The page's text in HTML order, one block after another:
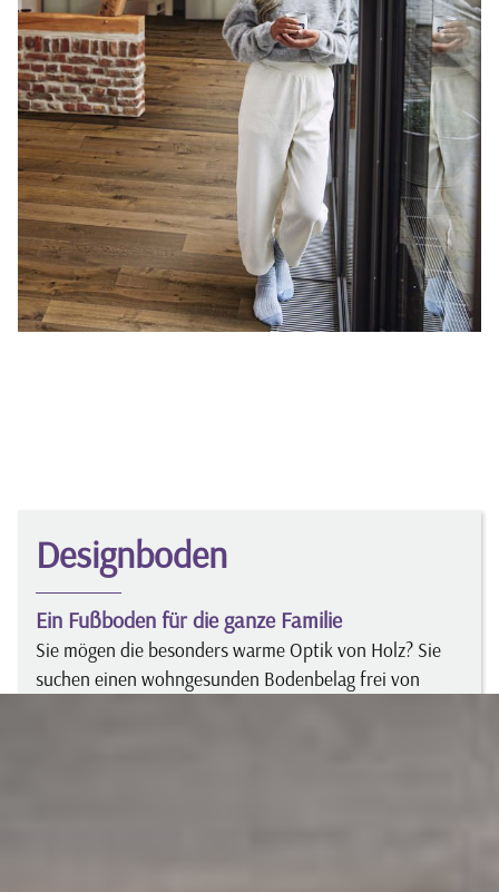
Designboden
Ein Fußboden für die ganze Familie
Sie mögen die besonders warme Optik von Holz? Sie
suchen einen wohngesunden Bodenbelag frei von